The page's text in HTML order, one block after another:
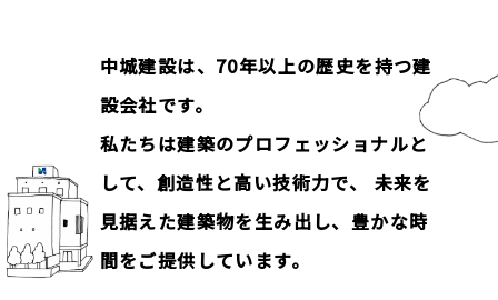
中城建設は、70年以上の歴史を持つ建
設会社です。
私たちは建築のプロフェッショナルと
して、創造性と高い技術力で、
未来を
見据えた建築物を生み出し、豊かな時
間をご提供しています。